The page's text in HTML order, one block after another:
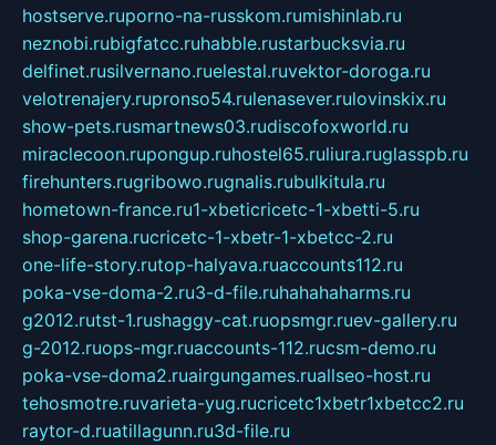
hostserve.ruporno-na-russkom.rumishinlab.ru
neznobi.rubigfatcc.ruhabble.rustarbucksvia.ru
delfinet.rusilvernano.ruelestal.ruvektor-doroga.ru
velotrenajery.rupronso54.rulenasever.rulovinskix.ru
show-pets.rusmartnews03.rudiscofoxworld.ru
miraclecoon.rupongup.ruhostel65.ruliura.ruglasspb.ru
firehunters.rugribowo.rugnalis.rubulkitula.ru
hometown-france.ru1-xbeticricetc-1-xbetti-5.ru
shop-garena.rucricetc-1-xbetr-1-xbetcc-2.ru
one-life-story.rutop-halyava.ruaccounts112.ru
poka-vse-doma-2.ru3-d-file.ruhahahaharms.ru
g2012.rutst-1.rushaggy-cat.ruopsmgr.ruev-gallery.ru
g-2012.ruops-mgr.ruaccounts-112.rucsm-demo.ru
poka-vse-doma2.ruairgungames.ruallseo-host.ru
tehosmotre.ruvarieta-yug.rucricetc1xbetr1xbetcc2.ru
raytor-d.ruatillagunn.ru3d-file.ru